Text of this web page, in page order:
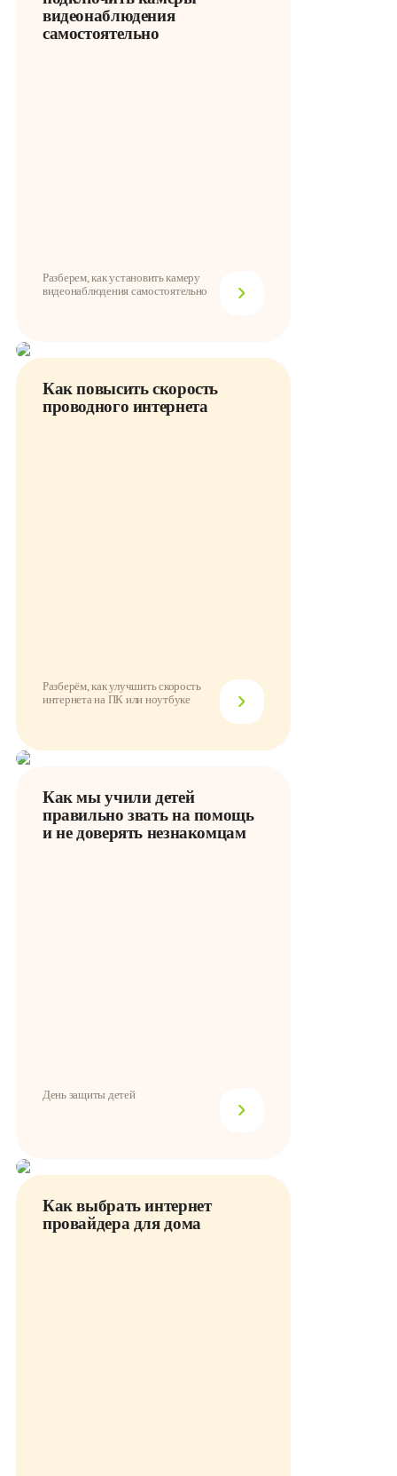
видеонаблюдения
самостоятельно
Разберем, как установить камеру
видеонаблюдения самостоятельно
Как повысить скорость
проводного интернета
Разберём, как улучшить скорость
интернета на ПК или ноутбуке
Как мы учили детей
правильно звать на помощь
и не доверять незнакомцам
День защиты детей
Как выбрать интернет
провайдера для дома